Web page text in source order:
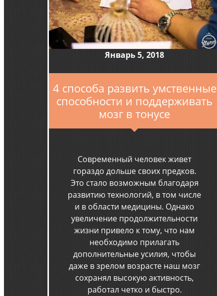
Январь 5, 2018
4 способа развить умственные
способности и поддерживать
мозг в тонусе
Современный человек живет
гораздо дольше своих предков.
Это стало возможным благодаря
развитию технологий, в том числе
и в области медицины. Однако
увеличение продолжительности
жизни привело к тому, что нам
необходимо прилагать
дополнительные усилия, чтобы
даже в зрелом возрасте наш мозг
сохранял высокую активность,
работал четко и быстро.